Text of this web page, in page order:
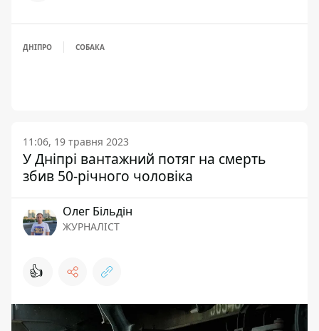
ДНІПРО СОБАКА
11:06, 19 травня 2023
У Дніпрі вантажний потяг на смерть
збив 50-річного чоловіка
Олег Більдін
ЖУРНАЛІСТ
👍